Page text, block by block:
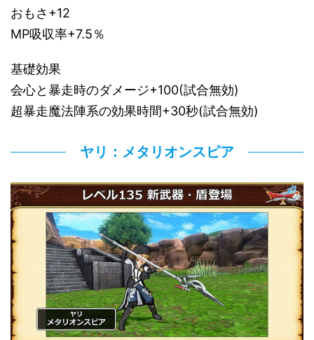
おもさ+12
MP吸収率+7.5％
基礎効果
会心と暴走時のダメージ+100(試合無効)
超暴走魔法陣系の効果時間+30秒(試合無効)
ヤリ：メタリオンスピア